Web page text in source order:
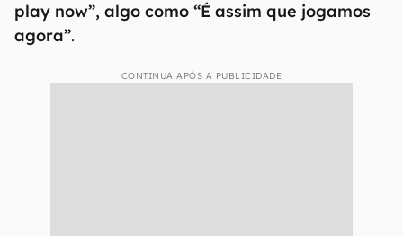
play now”, algo como “É assim que jogamos
agora”.
CONTINUA APÓS A PUBLICIDADE